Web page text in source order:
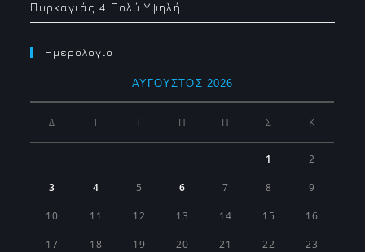
Πυρκαγιάς 4 Πολύ Υψηλή
Ημερολογιο
ΑΎΓΟΥΣΤΟΣ 2026
Δ Τ Τ Π Π Σ Κ
1 2
3 4 5 6 7 8 9
10 11 12 13 14 15 16
17 18 19 20 21 22 23